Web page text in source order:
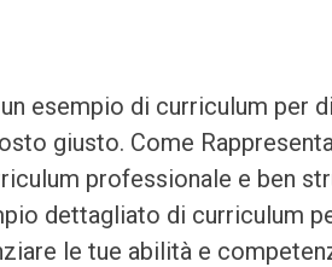
esempio di curriculum per
giusto. Come
professionale e ben
dettagliato di curriculum
le tue abilità e